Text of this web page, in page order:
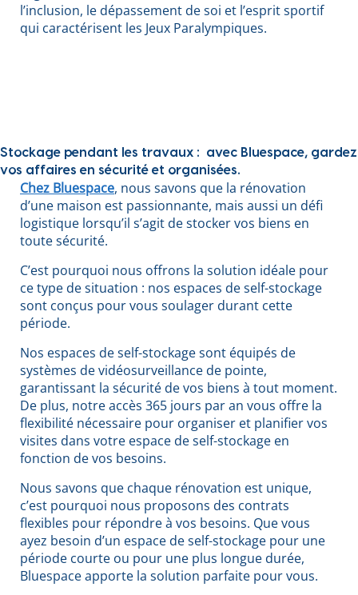
l’inclusion, le dépassement de soi et l’esprit sportif
qui caractérisent les Jeux Paralympiques.
Stockage pendant les travaux : avec Bluespace, gardez
vos affaires en sécurité et organisées.
Chez Bluespace, nous savons que la rénovation
d’une maison est passionnante, mais aussi un défi
logistique lorsqu’il s’agit de stocker vos biens en
toute sécurité.
C’est pourquoi nous offrons la solution idéale pour
ce type de situation : nos espaces de self-stockage
sont conçus pour vous soulager durant cette
période.
Nos espaces de self-stockage sont équipés de
systèmes de vidéosurveillance de pointe,
garantissant la sécurité de vos biens à tout moment.
De plus, notre accès 365 jours par an vous offre la
flexibilité nécessaire pour organiser et planifier vos
visites dans votre espace de self-stockage en
fonction de vos besoins.
Nous savons que chaque rénovation est unique,
c’est pourquoi nous proposons des contrats
flexibles pour répondre à vos besoins. Que vous
ayez besoin d’un espace de self-stockage pour une
période courte ou pour une plus longue durée,
Bluespace apporte la solution parfaite pour vous.